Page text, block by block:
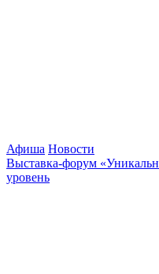
Афиша Новости
Выставка-форум
уровень